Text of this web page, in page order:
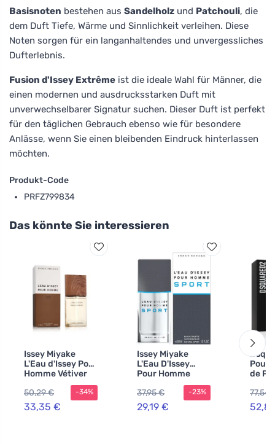
Basisnoten bestehen aus Sandelholz und Patchouli, die
dem Duft Tiefe, Wärme und Sinnlichkeit verleihen. Diese
Noten sorgen für ein langanhaltendes und unvergessliches
Dufterlebnis.
Fusion d'Issey Extrême ist die ideale Wahl für Männer, die
einen modernen und ausdrucksstarken Duft mit
unverwechselbarer Signatur suchen. Dieser Duft ist perfekt
für den täglichen Gebrauch ebenso wie für besondere
Anlässe, wenn Sie einen bleibenden Eindruck hinterlassen
möchten.
Produkt-Code
PRFZ799834
Das könnte Sie interessieren
Issey Miyake
L'Eau d'Issey Pour
Homme Vétiver
Intense Eau de
Toilette für
Herren
50,29 €
33,35 €
-34%
Issey Miyake
L'Eau D'Issey
Pour Homme
Sport Eau de
Toilette für
Herren 100 ml
37,95 €
29,19 €
-23%
Pour
de
77,54